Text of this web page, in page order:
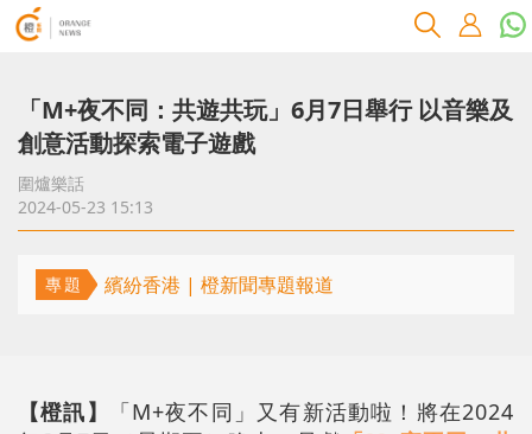
​「M+夜不同：共遊共玩」6月7日舉行 以音樂及
創意活動探索電子遊戲
圍爐樂話
2024-05-23 15:13
專題 繽紛香港 | 橙新聞專題報道
【橙訊】
「M+夜不同」又有新活動啦！將在2024